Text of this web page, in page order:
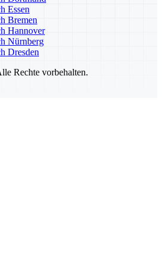
Essen
Bremen
Hannover
Nürnberg
Dresden
Rechte vorbehalten.